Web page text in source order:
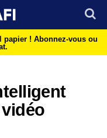
papier ! Abonnez-vous ou